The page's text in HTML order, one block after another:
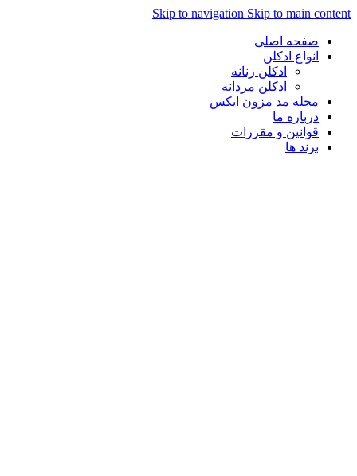
Skip to navigation Skip to main
صفحه اصلی
انواع ادکلن
ادکلن زنانه
ادکلن مردانه
مجله مد مزون ایکس
درباره ما
قوانین و مقررات
برند ها